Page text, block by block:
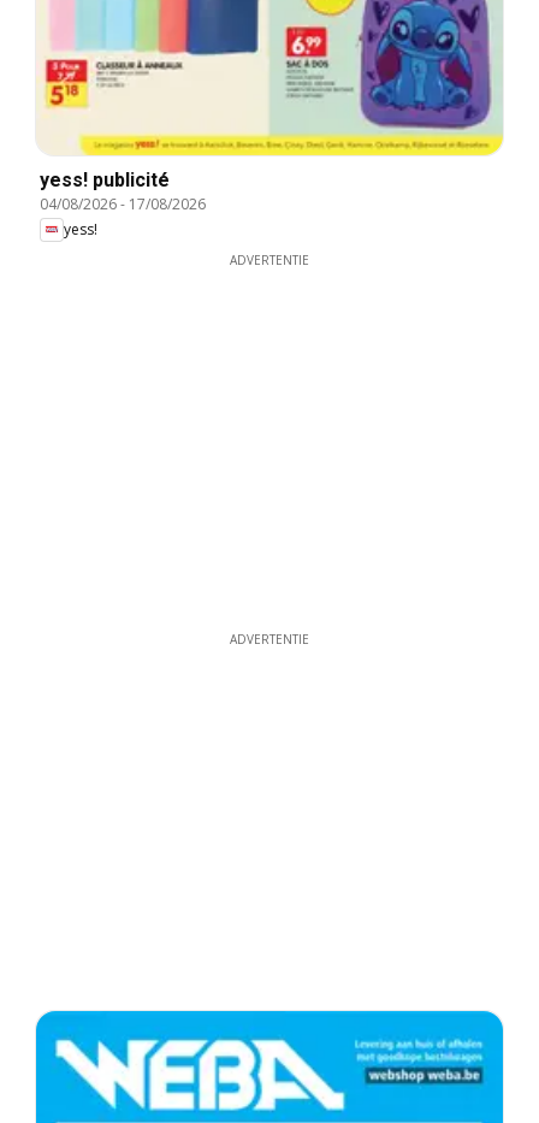
yess! publicité
04/08/2026- 17/08/2026
yess!
ADVERTENTIE
ADVERTENTIE